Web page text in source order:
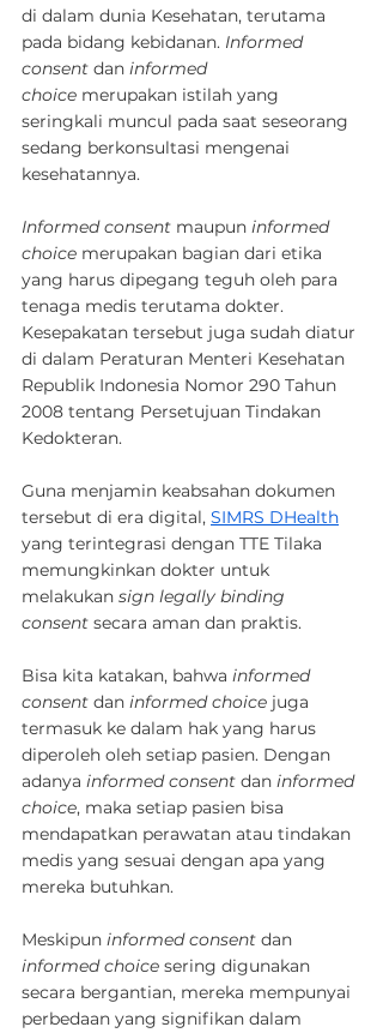
di dalam dunia Kesehatan, terutama
pada bidang kebidanan. Informed
consent dan informed
choice merupakan istilah yang
seringkali muncul pada saat seseorang
sedang berkonsultasi mengenai
kesehatannya.
Informed consent maupun informed
choice merupakan bagian dari etika
yang harus dipegang teguh oleh para
tenaga medis terutama dokter.
Kesepakatan tersebut juga sudah diatur
di dalam Peraturan Menteri Kesehatan
Republik Indonesia Nomor 290 Tahun
2008 tentang Persetujuan Tindakan
Kedokteran.
Guna menjamin keabsahan dokumen
tersebut di era digital, SIMRS DHealth
yang terintegrasi dengan TTE Tilaka
memungkinkan dokter untuk
melakukan sign legally binding
consent secara aman dan praktis.
Bisa kita katakan, bahwa informed
consent dan informed choice juga
termasuk ke dalam hak yang harus
diperoleh oleh setiap pasien. Dengan
adanya informed consent dan informed
choice, maka setiap pasien bisa
mendapatkan perawatan atau tindakan
medis yang sesuai dengan apa yang
mereka butuhkan.
Meskipun informed consent dan
informed choice sering digunakan
secara bergantian, mereka mempunyai
perbedaan yang signifikan dalam